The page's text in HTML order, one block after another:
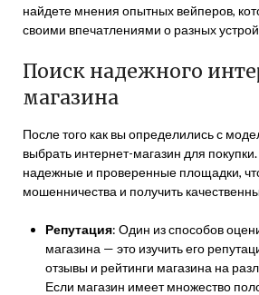
найдете мнения опытных вейперов,
своими впечатлениями о разных
Поиск надежного
магазина
После того как вы определились с
выбрать интернет-магазин для
надежные и проверенные площадки,
мошенничества и получить
Репутация: Один из способов
магазина — это изучить его
отзывы и рейтинги магазина на
Если магазин имеет множество